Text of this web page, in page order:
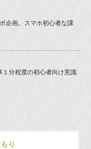
企画。スマホ初心者な課
１分程度の初心者向け意識
り